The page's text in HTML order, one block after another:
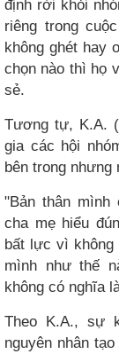
định rời khỏi
riêng trong
không ghét hay
chọn nào thì họ
sẻ.
Tương tự, K.A.
gia các hội
bên trong nhưng
"Bản thân
cha mẹ hiểu
bất lực vì không
mình như thế
không có nghĩa
Theo K.A., sự
nguyên nhân